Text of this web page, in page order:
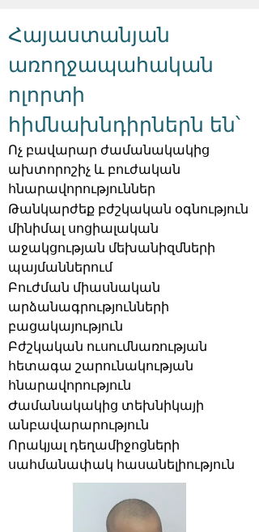
Հայաստանյան
առողջապահական
ոլորտի
հիմնախնդիրներն են՝
Ոչ բավարար ժամանակակից
ախտորոշիչ և բուժական
հնարավորություններ
Թանկարժեք բժշկական օգնություն
մինիմալ սոցիալական
աջակցության մեխանիզմների
պայմաններում
Բուժման միասնական
արձանագրությունների
բացակայություն
Բժշկական ուսումնառության
հետագա շարունակության
հնարավորություն
Ժամանակակից տեխնիկայի
անբավարարություն
Որակյալ դեղամիջոցների
սահմանափակ հասանելիություն